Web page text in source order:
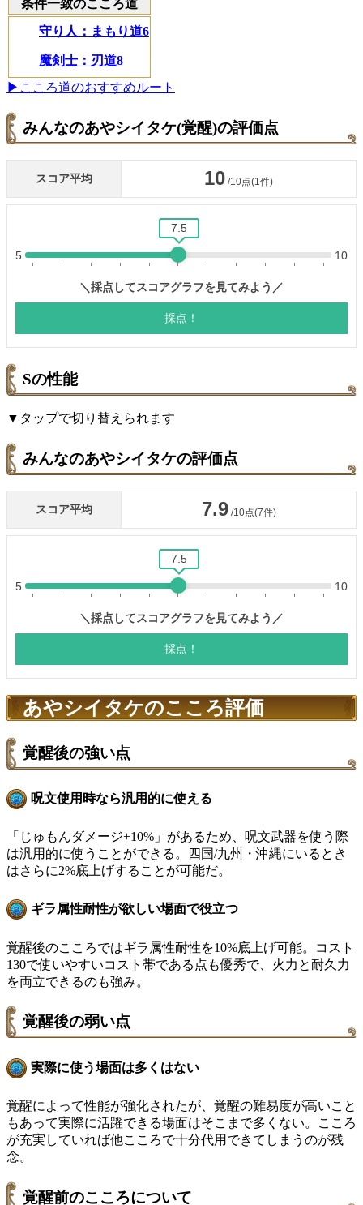
条件一致のこころ道
守り人：まもり道6
魔剣士：刃道8
▶︎こころ道のおすすめルート
みんなのあやシイタケ(覚醒)の評価点
Sの性能
▼タップで切り替えられます
みんなのあやシイタケの評価点
あやシイタケのこころ評価
覚醒後の強い点
呪文使用時なら汎用的に使える
「じゅもんダメージ+10%」があるため、呪文武器を使う際
は汎用的に使うことができる。四国/九州・沖縄にいるとき
はさらに2%底上げすることが可能だ。
ギラ属性耐性が欲しい場面で役立つ
覚醒後のこころではギラ属性耐性を10%底上げ可能。コスト
130で使いやすいコスト帯である点も優秀で、火力と耐久力
を両立できるのも強み。
覚醒後の弱い点
実際に使う場面は多くはない
覚醒によって性能が強化されたが、覚醒の難易度が高いこと
もあって実際に活躍できる場面はそこまで多くない。こころ
が充実していれば他こころで十分代用できてしまうのが残
念。
覚醒前のこころについて